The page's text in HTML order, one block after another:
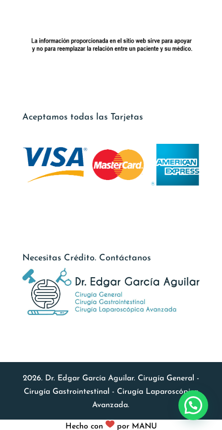
Aceptamos todas las Tarjetas
Necesitas Crédito. Contáctanos
2026. Dr. Edgar García Aguilar. Cirugía General -
Cirugía Gastrointestinal - Cirugía Laparoscópica
Avanzada.
Hecho con por MANU